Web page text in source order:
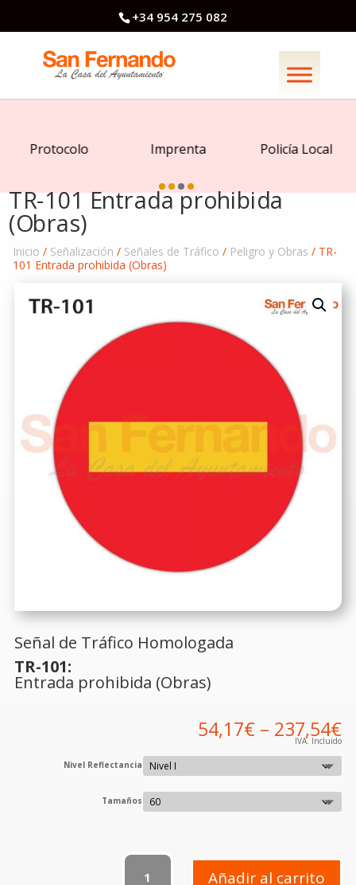
+34 954 275 082
Protocolo Imprenta Policía Local
TR-101 Entrada prohibida
(Obras)
Inicio / Señalización / Señales de Tráfico / Peligro y Obras / TR-
101 Entrada prohibida (Obras)
Señal de Tráfico Homologada
TR-101:
Entrada prohibida (Obras)
54,17€ – 237,54€
IVA. Incluido
Nivel Reflectancia
Tamaños
TR-
Añadir al carrito